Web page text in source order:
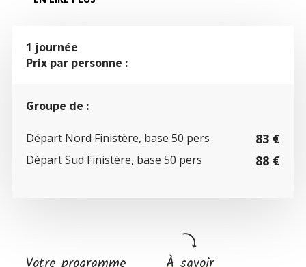
1 journée
Prix par personne :
Groupe de :
Départ Nord Finistère, base 50 pers 83 €
Départ Sud Finistère, base 50 pers 88 €